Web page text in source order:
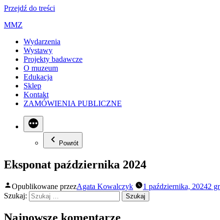
Przejdź do treści
MMZ
Wydarzenia
Wystawy
Projekty badawcze
O muzeum
Edukacja
Sklep
Kontakt
ZAMÓWIENIA PUBLICZNE
Powrót
Eksponat października 2024
Opublikowane przezAgata Kowalczyk 1 października, 20242
Szukaj:
Najnowsze komentarze